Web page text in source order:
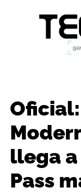
llega a
Pass